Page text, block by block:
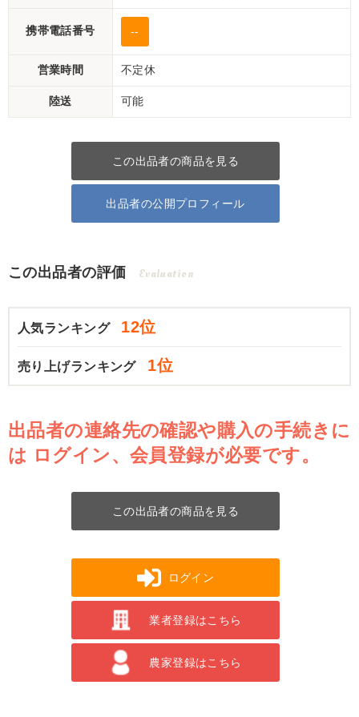
携帯電話番号 --
営業時間 不定休
陸送 可能
この出品者の商品を見る
出品者の公開プロフィール
この出品者の評価 Evaluation
人気ランキング 12位
売り上げランキング 1位
出品者の連絡先の確認や購入の手続きに
は ログイン、会員登録が必要です。
この出品者の商品を見る
ログイン
業者登録はこちら
農家登録はこちら